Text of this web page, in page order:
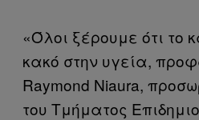
«Όλοι ξέρουμε ότι το
κακό στην υγεία,
Raymond Niaura,
του Τμήματος